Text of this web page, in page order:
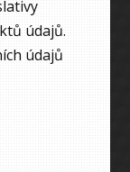
údajů.
údajů